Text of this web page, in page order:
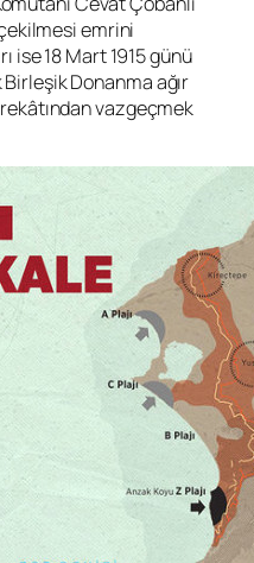
emrini
ise 18 Mart 1915 günü
Donanma ağır
vazgeçmek